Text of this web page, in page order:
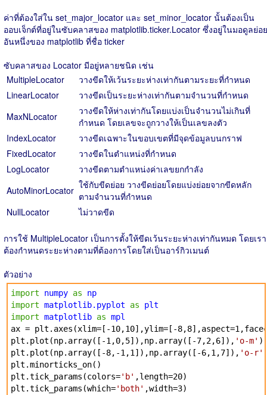
ค่าที่ต้องใส่ใน set_major_locator และ set_minor_locator นั้นต้องเป็น
ออบเจ็กต์ที่อยู่ในซับคลาสของ matplotlib.ticker.Locator ซึ่งอยู่ในมอดูลย่อย
อันหนึ่งของ matplotlib ที่ชื่อ ticker
ซับคลาสของ Locator มีอยู่หลายชนิด เช่น
MultipleLocator
วางขีดให้เว้นระยะห่างเท่ากันตามระยะที่กำหนด
LinearLocator
วางขีดเป็นระยะห่างเท่ากันตามจำนวนที่กำหนด
MaxNLocator
วางขีดให้ห่างเท่ากันโดยแบ่งเป็นจำนวนไม่เกินที่
กำหนด โดยเลขจะถูกวางให้เป็นเลขลงตัว
IndexLocator
วางขีดเฉพาะในขอบเขตที่มีจุดข้อมูลบนกราฟ
FixedLocator
วางขีดในตำแหน่งที่กำหนด
LogLocator
วางขีดตามตำแหน่งค่าเลขยกกำลัง
AutoMinorLocator ใช้กับขีดย่อย วางขีดย่อยโดยแบ่งย่อยจากขีดหลัก
ตามจำนวนที่กำหนด
NullLocator
ไม่วาดขีด
การใช้ MultipleLocator เป็นการตั้งให้ขีดเว้นระยะห่างเท่ากันหมด โดยเรา
ต้องกำหนดระยะห่างตามที่ต้องการโดยใส่เป็นอาร์กิวเมนต์
ตัวอย่าง
import numpy as
np
import matplotlib.pyplot as
plt
import matplotlib as mpl
ax = plt.axes(xlim=[-10,10],ylim=[-
plt.plot(np.array([-1,0,5]),np.array([-7,2,6]), 'o-m' )
plt.plot(np.array([-8,-1,1]),np.array([-6,1,7]), 'o-r'
plt.minorticks_on()
plt.tick_params(colors='b' ,length=20)
plt.tick_params(which='both' ,width=3)